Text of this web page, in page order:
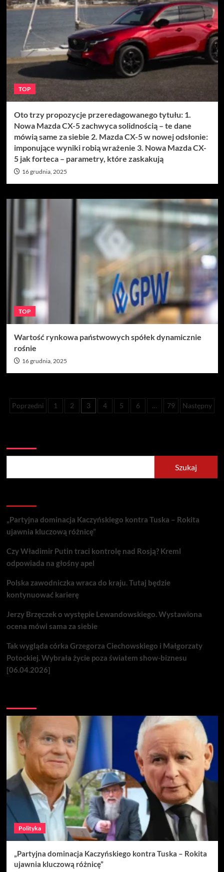
TOP
Oto trzy propozycje przeredagowanego tytułu: 1.
Nowa Mazda CX-5 zachwyca solidnością – te dane
mówią same za siebie 2. Mazda CX-5 w nowej odsłonie:
imponujące wyniki robią wrażenie 3. Nowa Mazda CX-
5 jak forteca – parametry, które zaskakują
16 grudnia, 2025
TOP
Wartość rynkowa państwowych spółek dynamicznie
rośnie
16 grudnia, 2025
Stronicowanie
Poprzedni 1 2 3 4 5 6 … 79 Następny
Szukaj
„Partyjna dominacja Kaczyńskiego kontra Tuska – Rokita
ujawnia kluczową różnicę”
Czy Władimir Putin traci kontrolę nad Rosją? Kreml
odpowiada na głośny apel
Polska zawodniczka wraca do kraju. Tutaj będzie
kontynuować karierę
Jerzy Brzęczek o występie Lewandowskiego. Wystawiona
ocena mówi sama za siebie
Tak wygląda córka Grzegorza Ciechowskiego i Małgorzaty
Potockiej. Wybrała życie poza światem show-biznesu
[06.04.2026]
Polityka
„Partyjna dominacja Kaczyńskiego kontra Tuska – Rokita
ujawnia kluczową różnicę”